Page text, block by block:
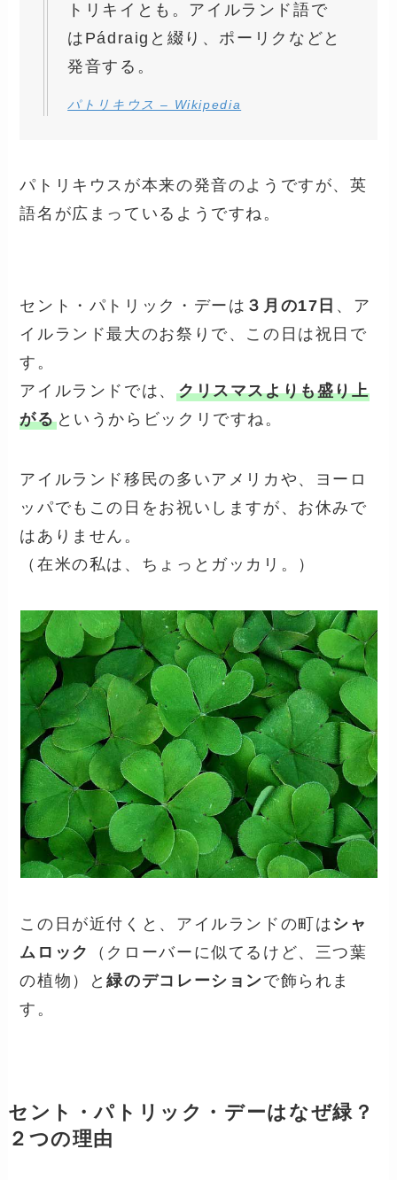
トリキイとも。アイルランド語で
はPádraigと綴り、ポーリクなどと
発音する。
パトリキウス – Wikipedia
パトリキウスが本来の発音のようですが、英
語名が広まっているようですね。
セント・パトリック・デーは ３月の17日 、ア
イルランド最大のお祭りで、この日は祝日で
す。
アイルランドでは、 クリスマスよりも盛り上
がるというからビックリですね。
アイルランド移民の多いアメリカや、ヨーロ
ッパでもこの日をお祝いしますが、お休みで
はありません。
（在米の私は、ちょっとガッカリ。）
この日が近付くと、アイルランドの町は シャ
ムロック
（クローバーに似てるけど、三つ葉
の植物）と緑のデコレーションで飾られま
す。
セント・パトリック・デーはなぜ緑？
２つの理由